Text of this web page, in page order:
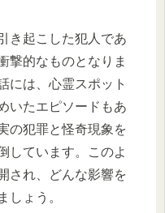
き起こした犯人であ
撃的なものとなりま
には、心霊スポット
いたエピソードもあ
の犯罪と怪奇現象を
しています。このよ
され、どんな影響を
しょう。